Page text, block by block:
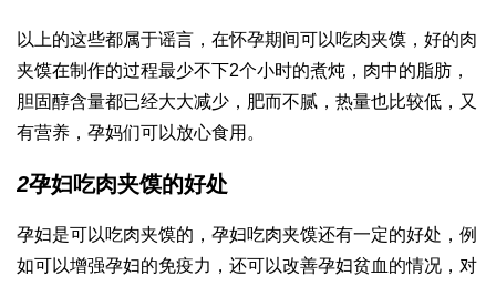
以上的这些都属于谣言，在怀孕期间可以吃肉夹馍，好的肉
夹馍在制作的过程最少不下2个小时的煮炖，肉中的脂肪，
胆固醇含量都已经大大减少，肥而不腻，热量也比较低，又
有营养，孕妈们可以放心食用。
2孕妇吃肉夹馍的好处
孕妇是可以吃肉夹馍的，孕妇吃肉夹馍还有一定的好处，例
如可以增强孕妇的免疫力，还可以改善孕妇贫血的情况，对